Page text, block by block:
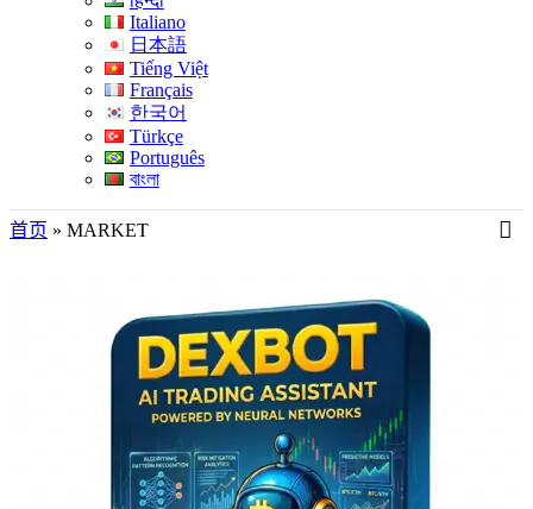
Italiano
日本語
Tiếng Việt
Français
한국어
Türkçe
Português
বাংলা
首页 » MARKET